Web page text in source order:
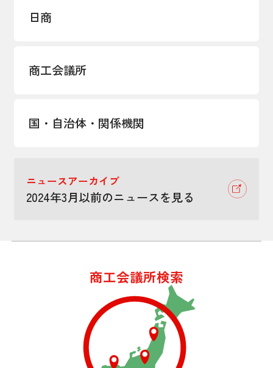
日商
商工会議所
国・自治体・関係機関
ニュースアーカイブ
2024年3月以前のニュースを見る
商工会議所検索